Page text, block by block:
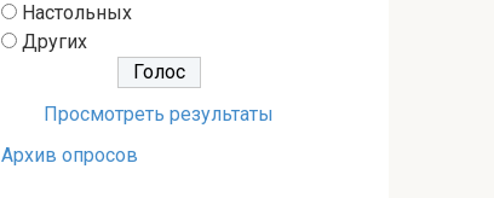
Настольных
Других
Просмотреть результаты
Архив опросов